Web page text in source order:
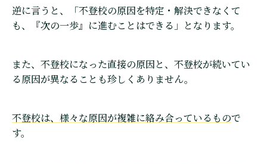
逆に言うと、「不登校の原因を特定・解決できなくて
も、『次の一歩』に進むことはできる」となります。
また、不登校になった直接の原因と、不登校が続いてい
る原因が異なることも珍しくありません。
不登校は、様々な原因が複雑に絡み合っているもので
す。